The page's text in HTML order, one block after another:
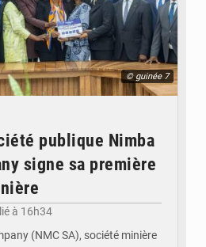
© guinée 7
publique Nimba
signe sa première
à 16h34
(NMC SA), société minière